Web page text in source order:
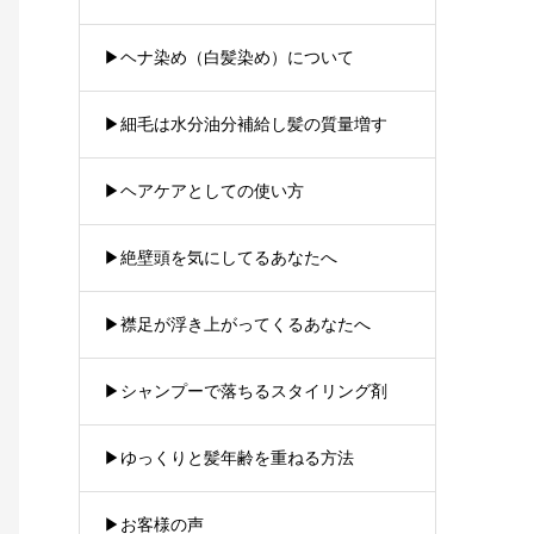
▶︎ヘナ染め（白髪染め）について
▶︎細毛は水分油分補給し髪の質量増す
▶︎ヘアケアとしての使い方
▶︎絶壁頭を気にしてるあなたへ
▶︎襟足が浮き上がってくるあなたへ
▶︎シャンプーで落ちるスタイリング剤
▶︎ゆっくりと髪年齢を重ねる方法
▶︎お客様の声